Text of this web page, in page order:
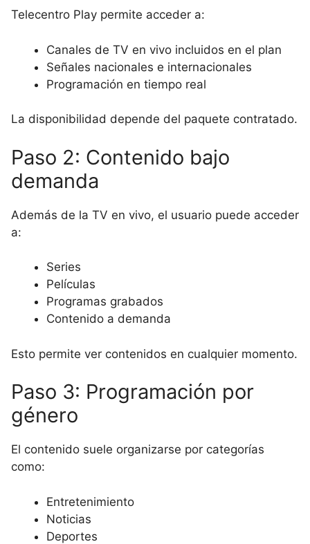
Telecentro Play permite acceder a:
Canales de TV en vivo incluidos en el plan
Señales nacionales e internacionales
Programación en tiempo real
La disponibilidad depende del paquete contratado.
Paso 2: Contenido bajo
demanda
Además de la TV en vivo, el usuario puede acceder
a:
Series
Películas
Programas grabados
Contenido a demanda
Esto permite ver contenidos en cualquier momento.
Paso 3: Programación por
género
El contenido suele organizarse por categorías
como:
Entretenimiento
Noticias
Deportes